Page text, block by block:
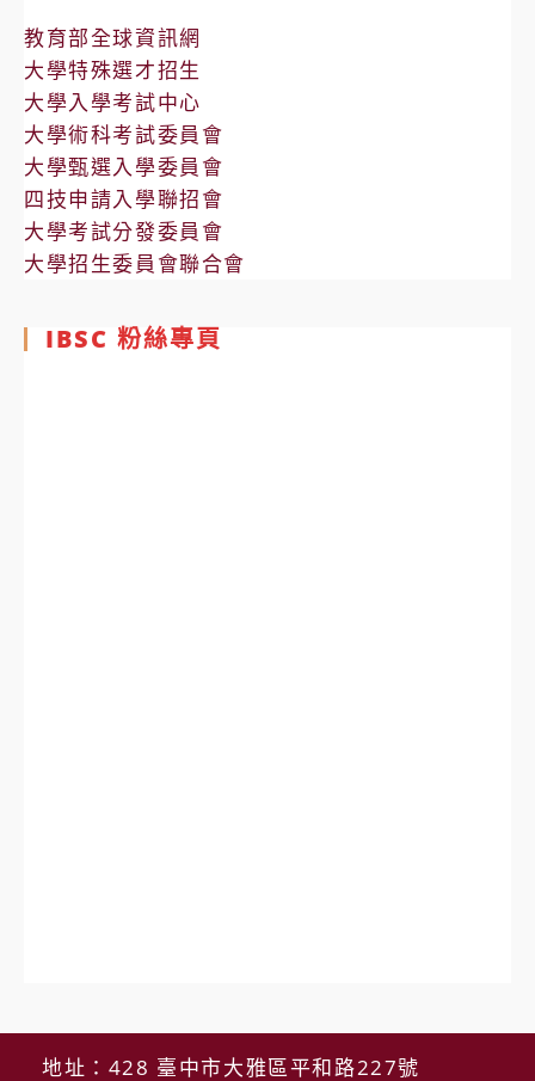
教育部全球資訊網
大學特殊選才招生
大學入學考試中心
大學術科考試委員會
大學甄選入學委員會
四技申請入學聯招會
大學考試分發委員會
大學招生委員會聯合會
IBSC 粉絲專頁
地址：428 臺中市大雅區平和路227號